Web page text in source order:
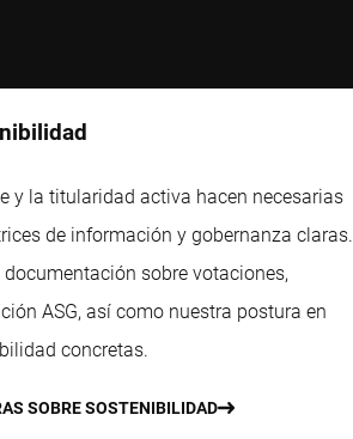
y la titularidad activa hacen necesarias
de información y gobernanza claras.
sobre votaciones,
ASG, así como nuestra postura en
concretas.
SOBRE SOSTENIBILIDAD